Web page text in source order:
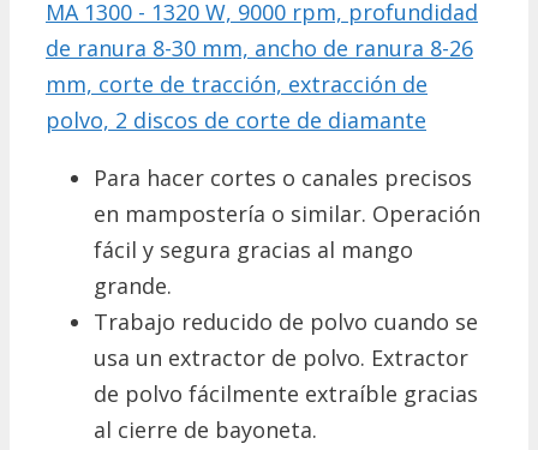
MA 1300 - 1320 W, 9000 rpm, profundidad
de ranura 8-30 mm, ancho de ranura 8-26
mm, corte de tracción, extracción de
polvo, 2 discos de corte de diamante
Para hacer cortes o canales precisos
en mampostería o similar. Operación
fácil y segura gracias al mango
grande.
Trabajo reducido de polvo cuando se
usa un extractor de polvo. Extractor
de polvo fácilmente extraíble gracias
al cierre de bayoneta.